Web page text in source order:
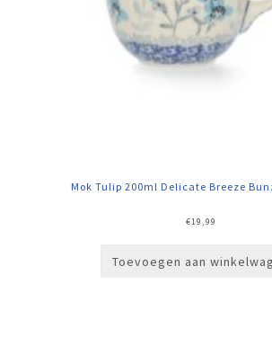
Mok Tulip 200ml Delicate Breeze
€19,99
Toevoegen aan